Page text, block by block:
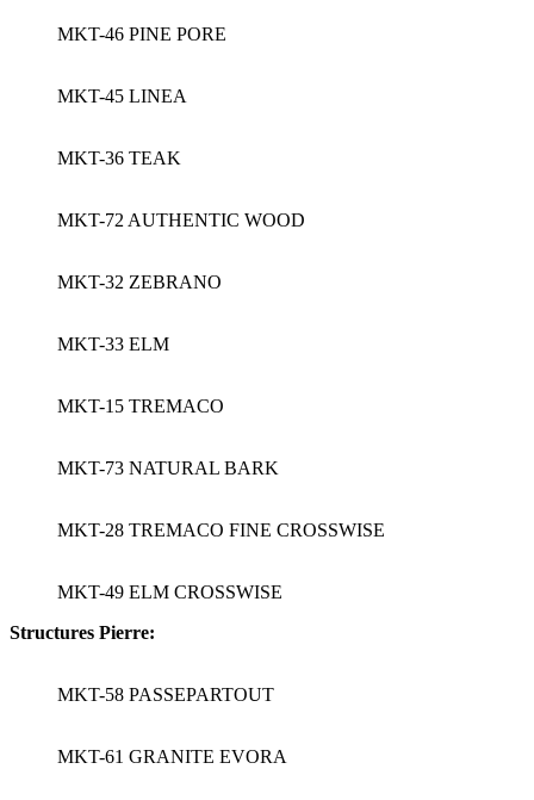
MKT-46 PINE PORE
MKT-45 LINEA
MKT-36 TEAK
MKT-72 AUTHENTIC WOOD
MKT-32 ZEBRANO
MKT-33 ELM
MKT-15 TREMACO
MKT-73 NATURAL BARK
MKT-28 TREMACO FINE CROSSWISE
MKT-49 ELM CROSSWISE
Structures Pierre:
MKT-58 PASSEPARTOUT
MKT-61 GRANITE EVORA